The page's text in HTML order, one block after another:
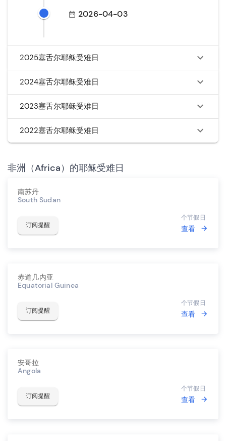
2026-04-03
2025塞舌尔耶稣受难日
2024塞舌尔耶稣受难日
2023塞舌尔耶稣受难日
2022塞舌尔耶稣受难日
非洲（Africa）的耶稣受难日
南苏丹
South Sudan
订阅提醒
个节假日
查看
赤道几内亚
Equatorial Guinea
订阅提醒
个节假日
查看
安哥拉
Angola
订阅提醒
个节假日
查看